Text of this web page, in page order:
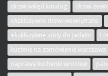
drzwi wikęd katalog
drzwi
ekskluzywne drzwi wewnętrzne
ekskluzywne stoły do jadalni
kuchnie na zamówienie warszawa
naprawa kuchenki wrocław